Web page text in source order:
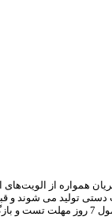
همواره از الویت‏‌های
تولید می شوند و